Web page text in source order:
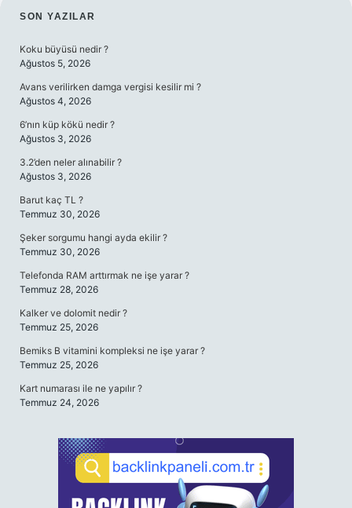
SIDEBAR
SON YAZILAR
Koku büyüsü nedir ?
Ağustos 5, 2026
Avans verilirken damga vergisi kesilir mi ?
Ağustos 4, 2026
6’nın küp kökü nedir ?
Ağustos 3, 2026
3.2’den neler alınabilir ?
Ağustos 3, 2026
Barut kaç TL ?
Temmuz 30, 2026
Şeker sorgumu hangi ayda ekilir ?
Temmuz 30, 2026
Telefonda RAM arttırmak ne işe yarar ?
Temmuz 28, 2026
Kalker ve dolomit nedir ?
Temmuz 25, 2026
Bemiks B vitamini kompleksi ne işe yarar ?
Temmuz 25, 2026
Kart numarası ile ne yapılır ?
Temmuz 24, 2026